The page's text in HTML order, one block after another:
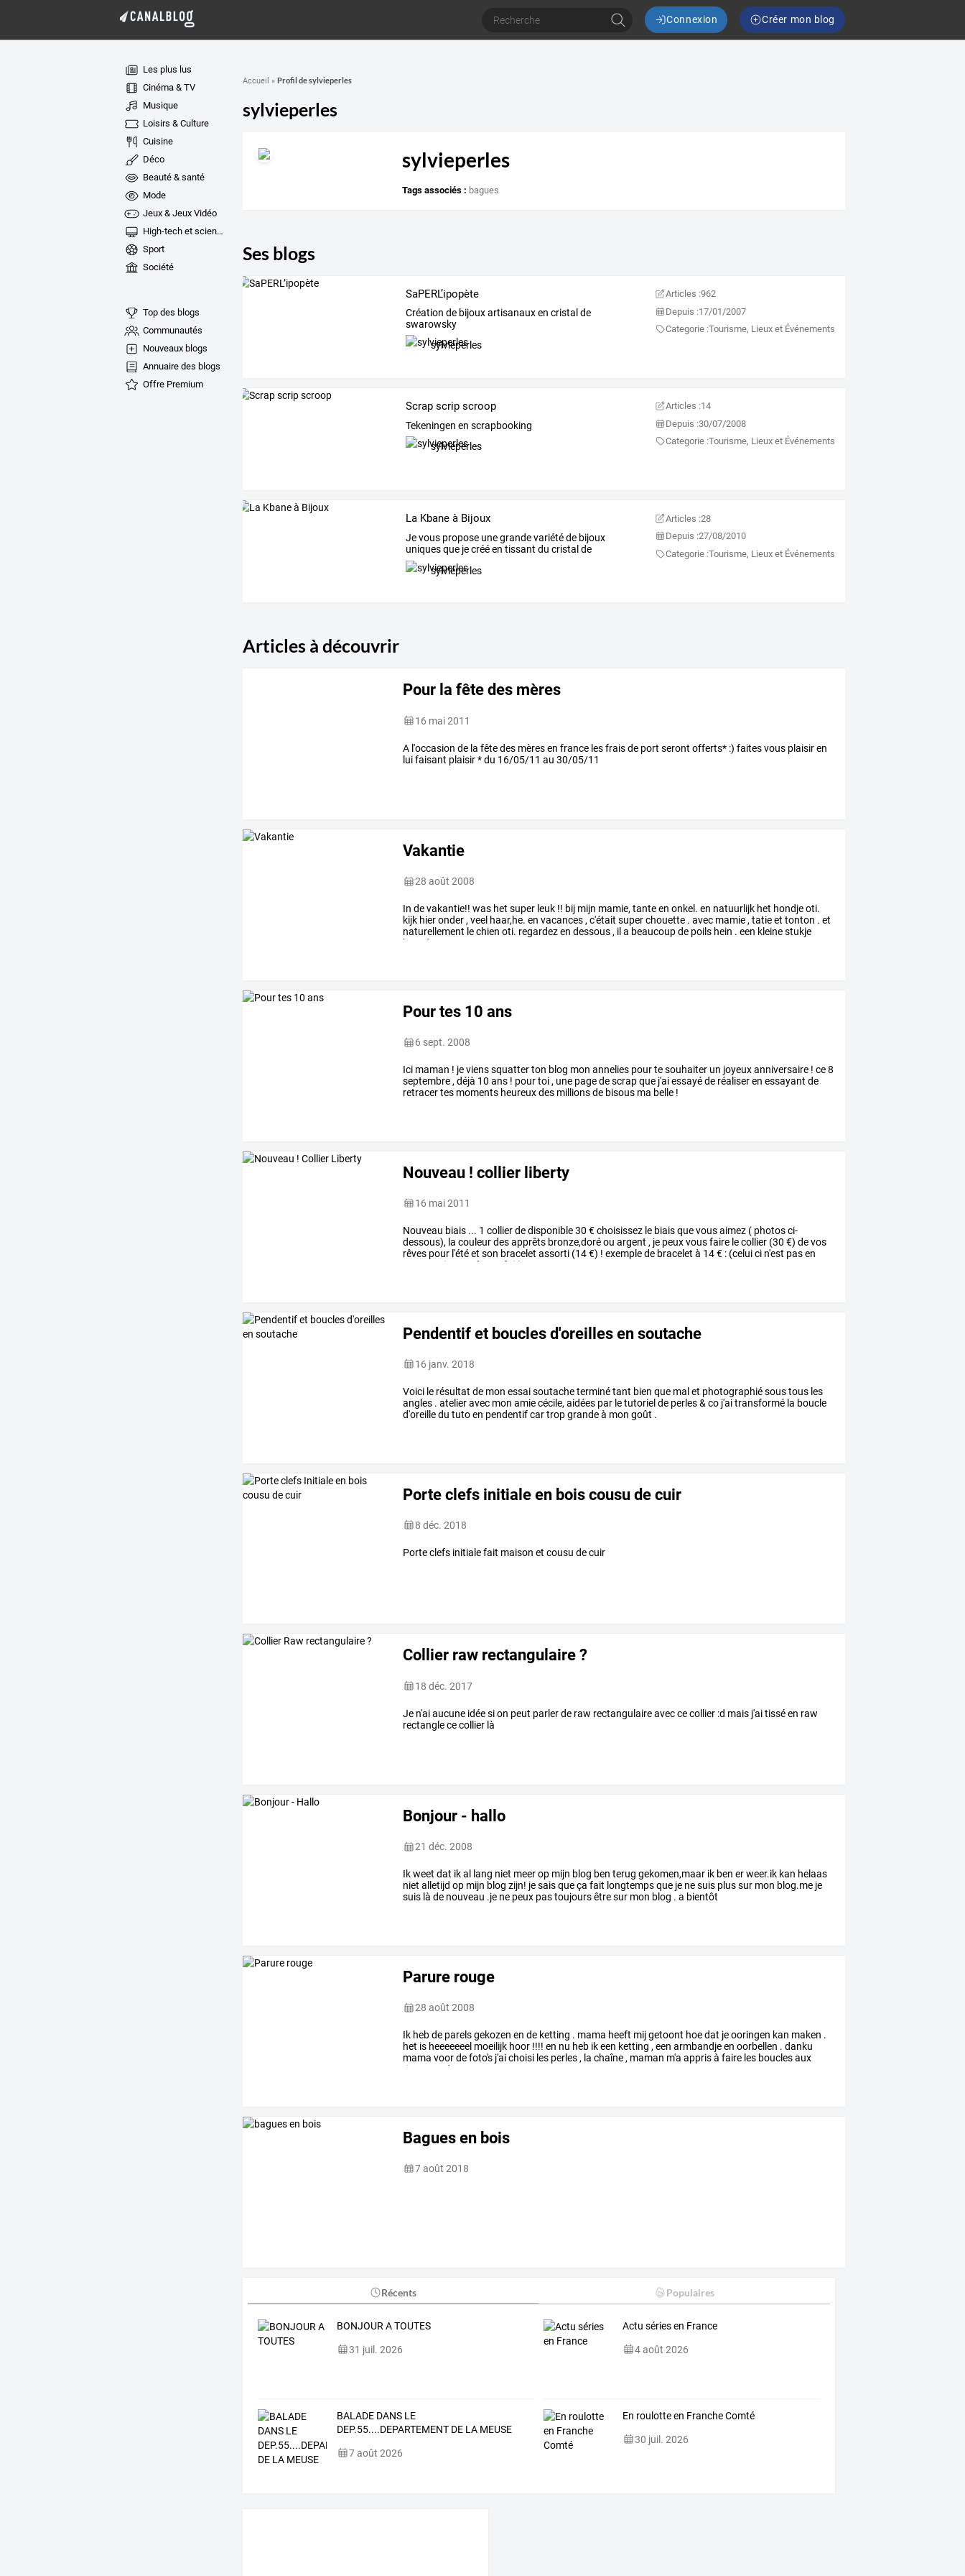
Connexion Créer mon blog
Les plus lus
Cinéma & TV
Musique
Loisirs & Culture
Cuisine
Déco
Beauté & santé
Mode
Jeux & Jeux Vidéo
High-tech et sciences
Sport
Société
Top des blogs
Communautés
Nouveaux blogs
Annuaire des blogs
Offre Premium
Accueil » Profil de sylvieperles
sylvieperles
sylvieperles
Tags associés : bagues
Ses blogs
SaPERL’ipopète
Création de bijoux artisanaux en cristal de
swarowsky
sylvieperles
Articles :962
Depuis :17/01/2007
Categorie :Tourisme, Lieux et Événements
Scrap scrip scroop
Tekeningen en scrapbooking
sylvieperles
Articles :14
Depuis :30/07/2008
Categorie :Tourisme, Lieux et Événements
La Kbane à Bijoux
Jevousproposeunegrandevariétédebijoux
uniquesquejecrééen tissant du cristal de
swarowsky
sylvieperles
Articles :28
Depuis :27/08/2010
Categorie :Tourisme, Lieux et Événements
Articles à découvrir
Pour la fête des mères
16 mai 2011
A l'occasion de la fête des mères en france les frais de port seront offerts* :) faites vous plaisir en
lui faisant plaisir * du 16/05/11 au 30/05/11
Vakantie
28 août 2008
In devakantie!! was het super leuk !! bij mijn mamie,tanteen onkel. en natuurlijk het hondjeoti.
kijk hieronder,veel haar,he. en vacances,c'était superchouette . avec mamie,tatieet tonton . et
naturellement lechien oti. regardezen dessous, il a beaucoupde poils hein . een kleinestukje
brood
Pour tes 10 ans
6 sept. 2008
Ici maman ! je viens squatter ton blog mon annelies pour te souhaiter un joyeux anniversaire ! ce 8
septembre , déjà 10 ans ! pour toi , une page de scrap que j'ai essayé de réaliser en essayant de
retracer tes moments heureux des millions de bisous ma belle !
Nouveau ! collier liberty
16 mai 2011
Nouveau biais ... 1 collier de disponible 30 € choisissez le biais que vous aimez ( photos ci-
dessous), la couleur des apprêts bronze,doré ou argent , je peux vous faire le collier (30 €) de vos
rêves pour l'été et son bracelet assorti (14 €) ! exemple de bracelet à 14 € : (celui ci n'est pas en
vente mais peut être refait)
Pendentif et boucles d'oreilles en soutache
16 janv. 2018
Voici le résultat de mon essai soutache terminé tant bien que mal et photographié sous tous les
angles . atelier avec mon amie cécile, aidées par le tutoriel de perles & co j'ai transformé la boucle
d'oreille du tuto en pendentif car trop grande à mon goût .
Porte clefs initiale en bois cousu de cuir
8 déc. 2018
Porte clefs initiale fait maison et cousu de cuir
Collier raw rectangulaire ?
18 déc. 2017
Je n'ai aucune idée si on peut parler de raw rectangulaire avec ce collier :d mais j'ai tissé en raw
rectangle ce collier là
Bonjour - hallo
21 déc. 2008
Ik weet dat ik al lang niet meer op mijn blog ben terug gekomen,maar ik ben er weer.ik kan helaas
niet alletijd op mijn blog zijn! je sais que ça fait longtemps que je ne suis plus sur mon blog.me je
suis là de nouveau .je ne peux pas toujours être sur mon blog . a bientôt
Parure rouge
28 août 2008
Ik hebde parelsgekozen en de ketting . mama heeft mijgetoont hoedat jeooringen kan maken .
het is heeeeeeel moeilijk hoor !!!! en nu heb ikeen ketting , een armbandjeen oorbellen . danku
mama voordefoto's j'aichoisi les perles , la chaîne , maman m'a apprisà faire les bouclesaux
tiges
n'est
Bagues en bois
7 août 2018
Récents Populaires
BONJOUR A TOUTES
31 juil. 2026
Actu séries en France
4 août 2026
BALADE DANS LE
DEP.55....DEPARTEMENT DE LA MEUSE
7 août 2026
En roulotte en Franche Comté
30 juil. 2026